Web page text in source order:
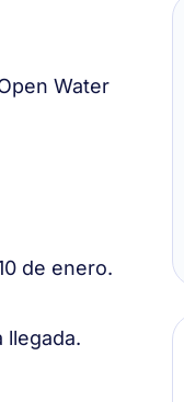
Water
de enero.
llegada.